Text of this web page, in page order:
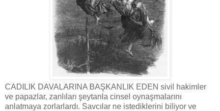
CADILIK DAVALARINA BAŞKANLIK EDEN sivil hakimler
ve papazlar, zanlıları şeytanla cinsel oynaşmalarını
anlatmaya zorlarlardı. Savcılar ne istediklerini biliyor ve